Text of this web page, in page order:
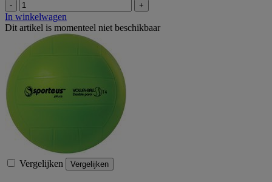
- +
In winkelwagen
Dit artikel is momenteel niet beschikbaar
Vergelijken Vergelijken